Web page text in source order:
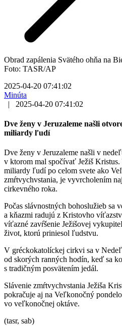
Obrad zapálenia Svätého ohňa na
Foto: TASR/AP
2025-04-20 07:41:02
Minúta
|
2025-04-20 07:41:02
Dve ženy v Jeruzaleme našli
miliardy ľudí
Dve ženy v Jeruzaleme našli v
v ktorom mal spočívať Ježiš
miliardy ľudí po celom svete ako
zmŕtvychvstania, je vyvrcholením
cirkevného roka.
Počas slávnostných bohoslužieb sa
a kňazmi radujú z Kristovho
víťazné zavŕšenie Ježišovej
život, ktorú priniesol ľudstvu.
V gréckokatolíckej cirkvi sa v
od skorých ranných hodín, keď sa
s tradičným posvätením jedál.
Slávenie zmŕtvychvstania Ježiša
pokračuje aj na Veľkonočný
vo veľkonočnej oktáve.
(tasr, sab)